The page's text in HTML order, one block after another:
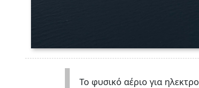
Το φυσικό αέριο για